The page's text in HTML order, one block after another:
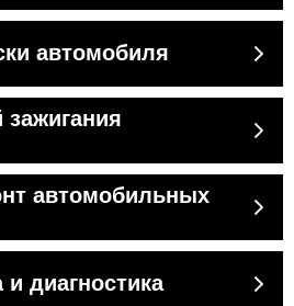
автомобиля
зажигания
автомобильных
и диагностика